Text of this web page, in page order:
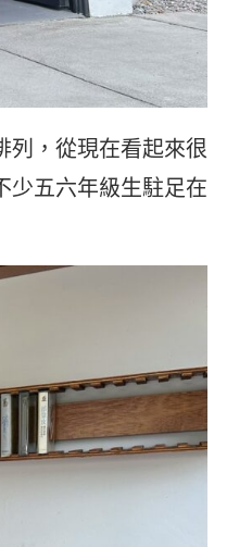
列，從現在看起來很
少五六年級生駐足在